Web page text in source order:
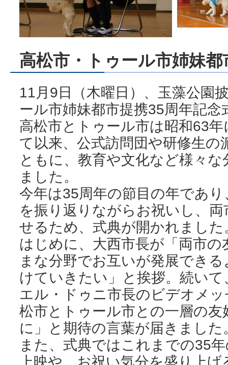
高松市・トゥール市姉妹
11月9日（木曜日）、玉藻公園
ール市姉妹都市提携35周年記
高松市とトゥール市は昭和63
て以来、公式訪問団や研修生
ともに、教育や文化など様々
ました。
今年は35周年の節目の年であ
を振り返りながらお祝いし、
せるため、式典が開かれました
はじめに、大西市長が「両市
まな分野でお互いが発展でき
けていきたい」と挨拶。続い
エル・ドゥニ市長のビデオメ
松市とトゥール市との一層の
に」と期待の言葉が届きました
また、式典ではこれまでの35
上映や、お祝い気分を盛り上